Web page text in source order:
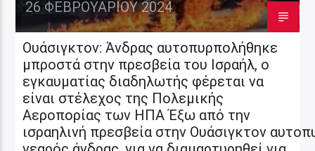
26 ΦΕΒΡΟΥΑΡΊΟΥ 2024
Ουάσιγκτον: Άνδρας αυτοπυρπολήθηκε
μπροστά στην πρεσβεία του Ισραήλ, ο
εγκαυματίας διαδηλωτής φέρεται να
είναι στέλεχος της Πολεμικής
Αεροπορίας των ΗΠΑ Έξω από την
ισραηλινή πρεσβεία στην Ουάσιγκτον